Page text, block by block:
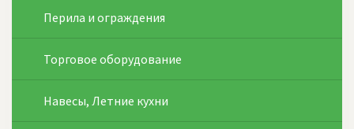
Перила и ограждения
Торговое оборудование
Навесы, Летние кухни